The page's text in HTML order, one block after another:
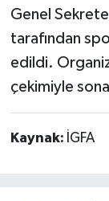
Genel Sekreter
tarafından
edildi.
çekimiyle
Kaynak: İGFA